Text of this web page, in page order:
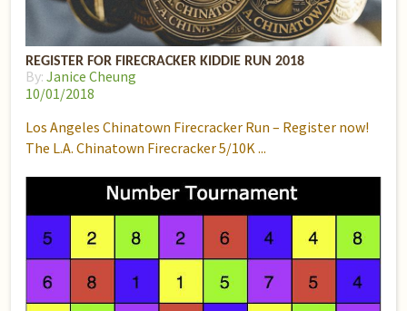
REGISTER FOR FIRECRACKER KIDDIE RUN 2018
By: Janice Cheung
10/01/2018
Los Angeles Chinatown Firecracker Run – Register now!
The L.A. Chinatown Firecracker 5/10K